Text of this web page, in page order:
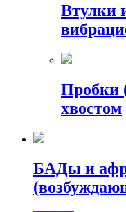
Втулки
Пробки
хвостом
БАДы и